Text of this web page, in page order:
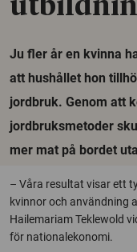
Ju fler år en kvinna
att hushållet hon
jordbruk. Genom att
jordbruksmetoder
mer mat på bordet
– Våra resultat visar ett
kvinnor och användning
Hailemariam Teklewold
för nationalekonomi.